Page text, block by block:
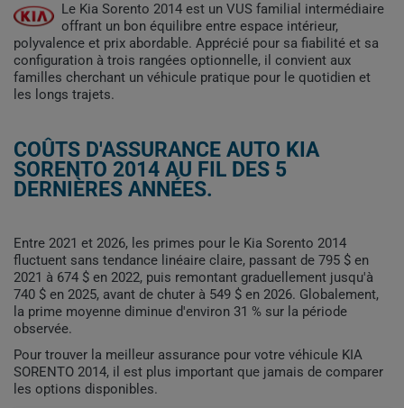
Le Kia Sorento 2014 est un VUS familial intermédiaire
offrant un bon équilibre entre espace intérieur,
polyvalence et prix abordable. Apprécié pour sa fiabilité et sa
configuration à trois rangées optionnelle, il convient aux
familles cherchant un véhicule pratique pour le quotidien et
les longs trajets.
COÛTS D'ASSURANCE AUTO KIA
SORENTO 2014 AU FIL DES 5
DERNIÈRES ANNÉES.
Entre 2021 et 2026, les primes pour le Kia Sorento 2014
fluctuent sans tendance linéaire claire, passant de 795 $ en
2021 à 674 $ en 2022, puis remontant graduellement jusqu'à
740 $ en 2025, avant de chuter à 549 $ en 2026. Globalement,
la prime moyenne diminue d'environ 31 % sur la période
observée.
Pour trouver la meilleur assurance pour votre véhicule KIA
SORENTO 2014, il est plus important que jamais de comparer
les options disponibles.